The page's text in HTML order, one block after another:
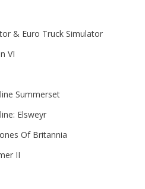
& Euro Truck Simulator
VI
Summerset
Elsweyr
Of Britannia
II